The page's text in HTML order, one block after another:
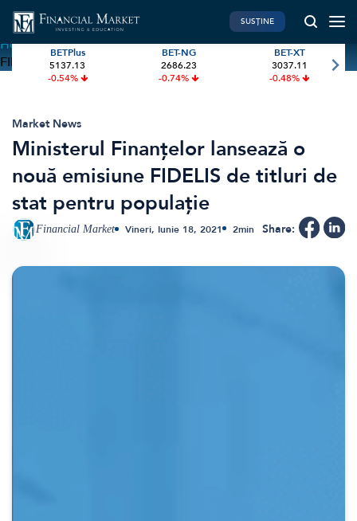
Home»Ministerul Finanțelor lansează o nouă emisiune
FIDELIS de titluri de stat pentru populație
PIATA DE CAPITAL
Investiții
International
BVB Recap
Bursa
Acțiunea Zilei
FINANTE PERSONALE
Pensie & taxe
Credite
Asigurari
Start-Up
SUSȚINE
BETPlus
5137.13
-0.54%
BET-NG
2686.23
-0.74%
BET-XT
3037.11
-0.48%
Market News
Ministerul Finanțelor lansează o
nouă emisiune FIDELIS de titluri de
stat pentru populație
Financial Market Vineri, Iunie 18, 2021 2min Share: